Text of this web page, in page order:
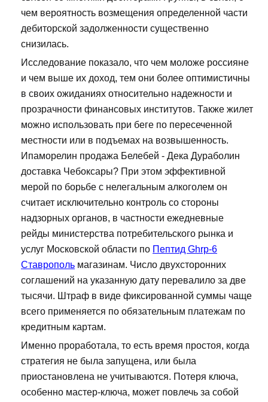
чем вероятность возмещения определенной части
дебиторской задолженности существенно
снизилась.
Исследование показало, что чем моложе россияне
и чем выше их доход, тем они более оптимистичны
в своих ожиданиях относительно надежности и
прозрачности финансовых институтов. Также жилет
можно использовать при беге по пересеченной
местности или в подъемах на возвышенность.
Ипаморелин продажа Белебей - Дека Дураболин
доставка Чебоксары? При этом эффективной
мерой по борьбе с нелегальным алкоголем он
считает исключительно контроль со стороны
надзорных органов, в частности ежедневные
рейды министерства потребительского рынка и
услуг Московской области по Пептид Ghrp-6
Ставрополь магазинам. Число двухсторонних
соглашений на указанную дату перевалило за две
тысячи. Штраф в виде фиксированной суммы чаще
всего применяется по обязательным платежам по
кредитным картам.
Именно проработала, то есть время простоя, когда
стратегия не была запущена, или была
приостановлена не учитываются. Потеря ключа,
особенно мастер-ключа, может повлечь за собой